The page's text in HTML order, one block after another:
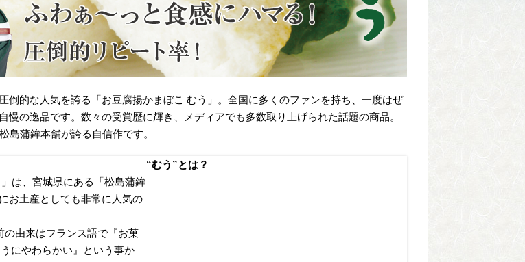
倒的な人気を誇る「お豆腐揚かまぼこ むう」。全国に多くのファンを持ち、一度はぜ
慢の逸品です。数々の受賞歴に輝き、メディアでも多数取り上げられた話題の商品。
島蒲鉾本舗が誇る自信作です。
“むう”とは？
」は、宮城県にある「松島蒲鉾
お土産としても非常に人気の
の由来はフランス語で『お菓
にやわらかい』という事か